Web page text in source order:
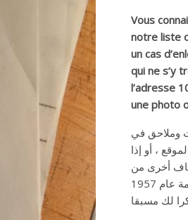
Vous
notre liste
un cas
qui ne s’y
l’adresse
une photo
وملاحق في
، أو إذا
أخرى من
قبل الجيش الفرنسي في الجزائر العاصمة عام 1957